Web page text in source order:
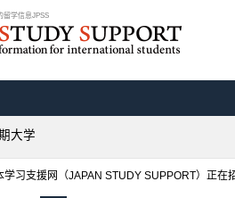
留学信息JPSS
大学
习支援网（JAPAN STUDY SUPPORT）正在